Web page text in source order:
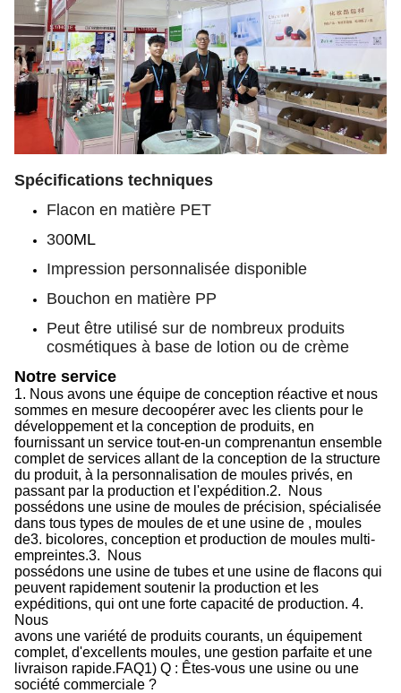
Spécifications techniques
Flacon en matière PET
300ML
Impression personnalisée disponible
Bouchon en matière PP
Peut être utilisé sur de nombreux produits
cosmétiques à base de lotion ou de crème
Notre service
1. Nous avons une équipe de conception réactive et nous
sommes en mesure decoopérer avec les clients pour le
développement et la conception de produits, en
fournissant un service tout-en-un comprenantun ensemble
complet de services allant de la conception de la structure
du produit, à la personnalisation de moules privés, en
passant par la production et l'expédition.2.
Nous
possédons une usine de moules de précision, spécialisée
dans tous types de moules de et une usine de , moules
de3. bicolores, conception et production de moules multi-
empreintes.3.
Nous
possédons une usine de tubes et une usine de flacons qui
peuvent rapidement soutenir la production et les
expéditions, qui ont une forte capacité de production. 4.
Nous
avons une variété de produits courants, un équipement
complet, d'excellents moules, une gestion parfaite et une
livraison rapide.FAQ1) Q : Êtes-vous une usine ou une
société commerciale ?